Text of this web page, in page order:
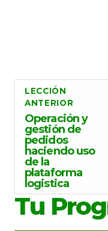
LECCIÓN
ANTERIOR
Operación y
gestión de
pedidos
haciendo uso
de la
plataforma
logistica
Tu